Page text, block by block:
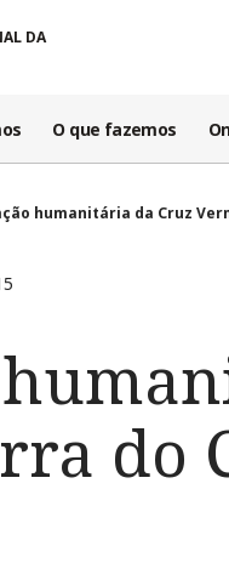
DA
O que fazemos
humanitária da Cruz
do